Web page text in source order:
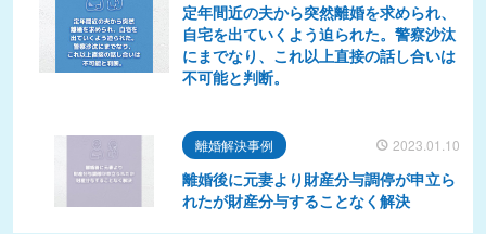
定年間近の夫から突然離婚を求められ、
自宅を出ていくよう迫られた。警察沙汰
にまでなり、これ以上直接の話し合いは
不可能と判断。
離婚解決事例 2023.01.10
離婚後に元妻より財産分与調停が申立ら
れたが財産分与することなく解決